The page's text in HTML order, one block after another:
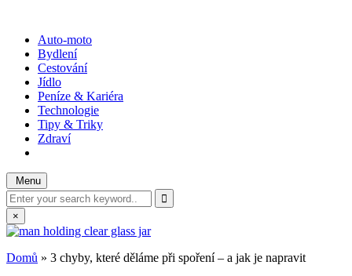
content
WOTODO?
rady, tipy a triky
Auto-moto
Bydlení
Cestování
Jídlo
Peníze & Kariéra
Technologie
Tipy & Triky
Zdraví
Menu
Search
for:
×
Domů » 3 chyby, které děláme při spoření – a jak je napravit